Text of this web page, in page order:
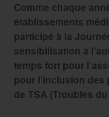
Comme chaque
établissements
participé à la
sensibilisation à
temps fort pour
pour l’inclusion
de TSA (Troubles